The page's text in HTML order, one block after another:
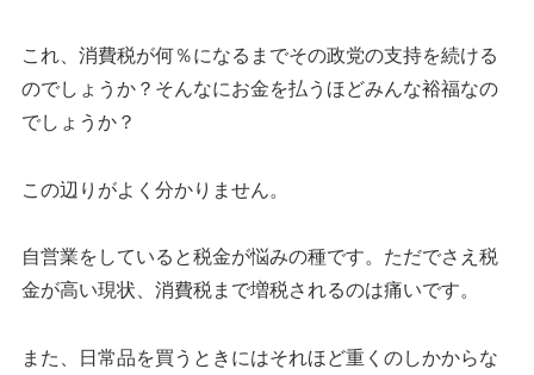
これ、消費税が何％になるまでその政党の支持を続ける
のでしょうか？そんなにお金を払うほどみんな裕福なの
でしょうか？
この辺りがよく分かりません。
自営業をしていると税金が悩みの種です。ただでさえ税
金が高い現状、消費税まで増税されるのは痛いです。
また、日常品を買うときにはそれほど重くのしかからな